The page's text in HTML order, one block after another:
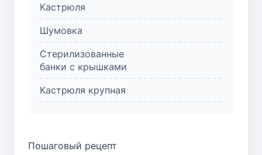
Кастрюля
Шумовка
Стерилизованные
банки с крышками
Кастрюля крупная
Пошаговый рецепт